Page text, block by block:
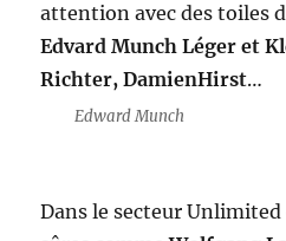
attention avec des toiles
Edvard Munch Léger et
Richter, DamienHirst…
Edward Munch
Dans le secteur